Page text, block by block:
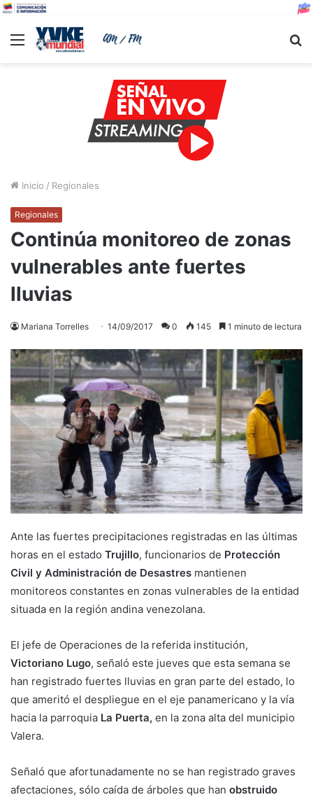
Menu
Inicio / Regionales
Regionales
Continúa monitoreo de zonas
vulnerables ante fuertes
lluvias
Mariana Torrelles 14/09/2017 0 145 1 minuto de lectura
Ante las fuertes precipitaciones registradas en las últimas
horas en el estado Trujillo, funcionarios de Protección
Civil y Administración de Desastres mantienen
monitoreos constantes en zonas vulnerables de la entidad
situada en la región andina venezolana.
El jefe de Operaciones de la referida institución,
Victoriano Lugo, señaló este jueves que esta semana se
han registrado fuertes lluvias en gran parte del estado, lo
que ameritó el despliegue en el eje panamericano y la vía
hacia la parroquia La Puerta, en la zona alta del municipio
Valera.
Señaló que afortunadamente no se han registrado graves
afectaciones, sólo caída de árboles que han obstruido